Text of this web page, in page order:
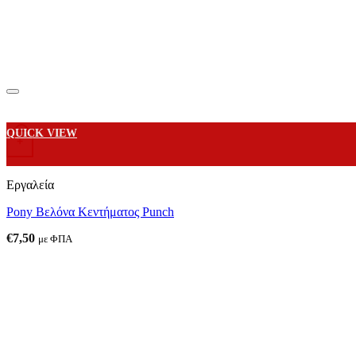
+
QUICK VIEW
Εργαλεία
Pony Βελόνα Κεντήματος Punch
€7,50 με ΦΠΑ